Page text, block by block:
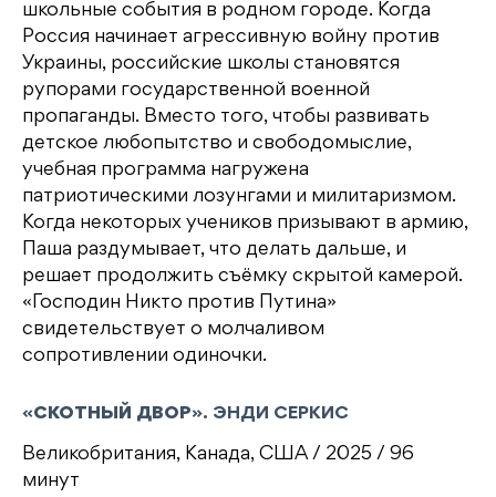
школьные события в родном городе. Когда
Россия начинает агрессивную войну против
Украины, российские школы становятся
рупорами государственной военной
пропаганды. Вместо того, чтобы развивать
детское любопытство и свободомыслие,
учебная программа нагружена
патриотическими лозунгами и милитаризмом.
Когда некоторых учеников призывают в армию,
Паша раздумывает, что делать дальше, и
решает продолжить съёмку скрытой камерой.
«Господин Никто против Путина»
свидетельствует о молчаливом
сопротивлении одиночки.
«СКОТНЫЙ ДВОР». ЭНДИ СЕРКИС
Великобритания, Канада, США / 2025 / 96
минут